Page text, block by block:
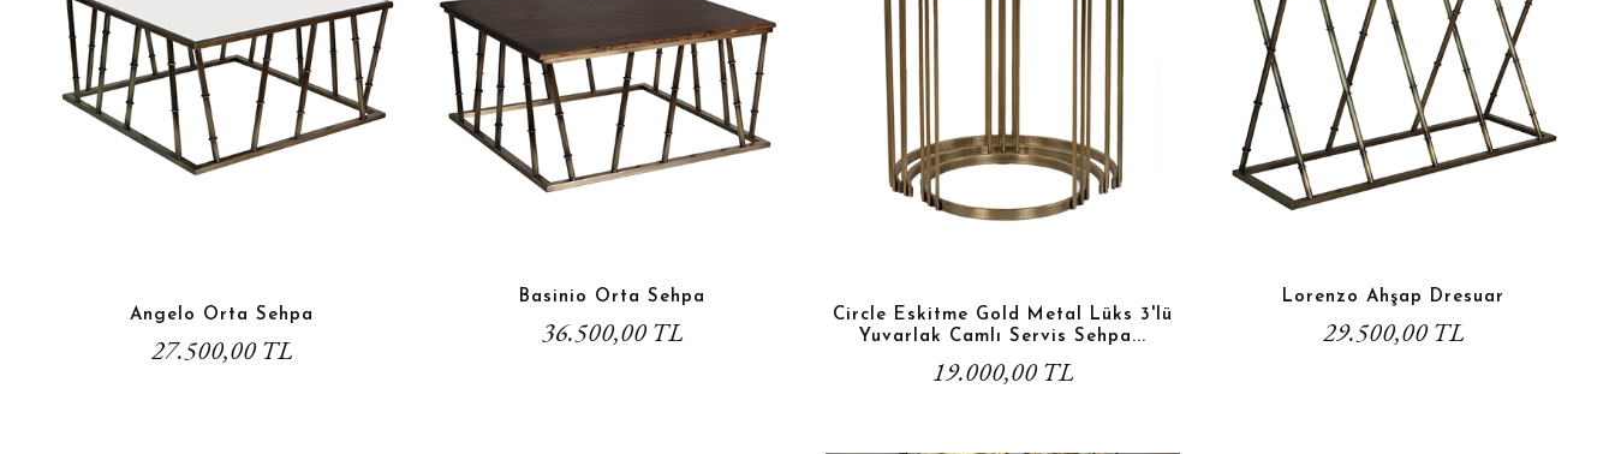
Angelo Orta Sehpa
27.500,00 TL
Basinio Orta Sehpa
36.500,00 TL
Circle Eskitme Gold Metal Lüks 3'lü
Yuvarlak Camlı Servis Sehpa...
19.000,00 TL
Lorenzo Ahşap Dresuar
29.500,00 TL